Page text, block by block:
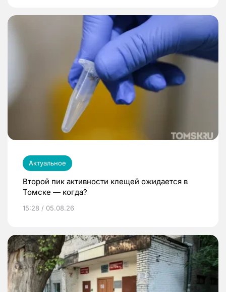
Актуальное
Второй пик активности клещей ожидается в
Томске — когда?
15:28 / 05.08.26